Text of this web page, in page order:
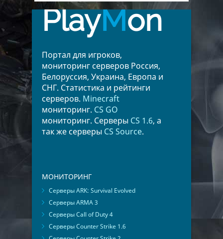
PlayMon
Портал для игроков,
мониторинг серверов Россия,
Белоруссия, Украина, Европа и
СНГ. Статистика и рейтинги
серверов. Minecraft
мониторинг. CS GO
мониторинг. Серверы CS 1.6, а
так же серверы CS Source.
МОНИТОРИНГ
Серверы ARK: Survival Evolved
Серверы ARMA 3
Серверы Call of Duty 4
Серверы Counter Strike 1.6